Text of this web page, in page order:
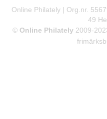
Online Philately | Org.nr.
49
© Online Philately2009-